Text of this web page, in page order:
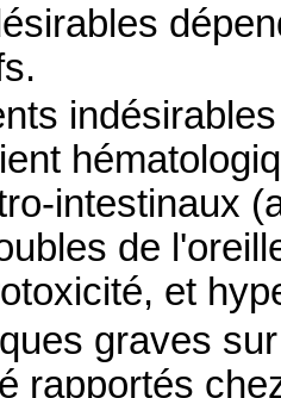
intestinaux
de
et
graves
rapportés